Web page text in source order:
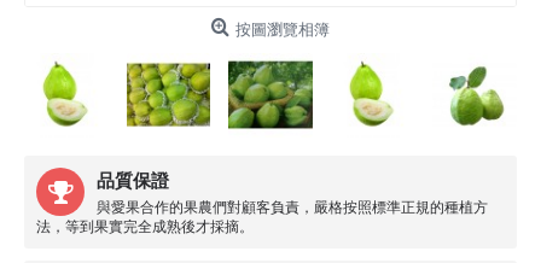
按圖瀏覽相簿
品質保證
與愛果合作的果農們對顧客負責，嚴格按照標準正規的種植方
法，等到果實完全成熟後才採摘。